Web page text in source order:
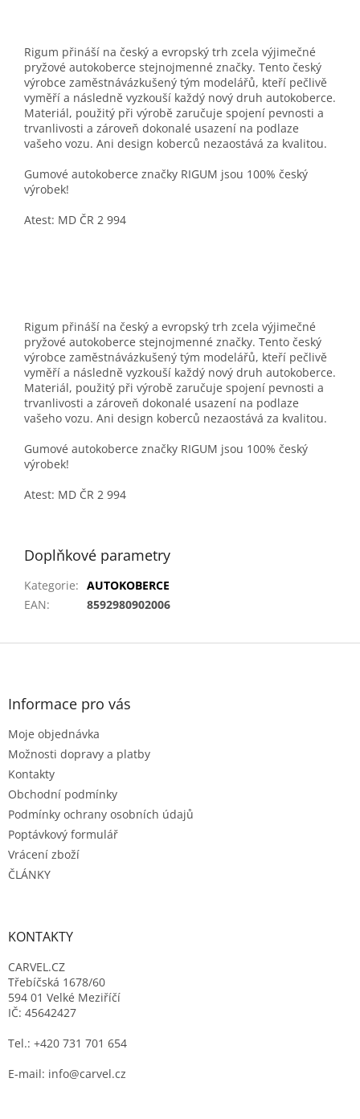
Rigum přináší na český a evropský trh zcela výjimečné
pryžové autokoberce stejnojmenné značky. Tento český
výrobce zaměstnávázkušený tým modelářů, kteří pečlivě
vyměří a následně vyzkouší každý nový druh autokoberce.
Materiál, použitý při výrobě zaručuje spojení pevnosti a
trvanlivosti a zároveň dokonalé usazení na podlaze
vašeho vozu. Ani design koberců nezaostává za kvalitou.
Gumové autokoberce značky RIGUM jsou 100% český
výrobek!
Atest: MD ČR 2 994
Rigum přináší na český a evropský trh zcela výjimečné
pryžové autokoberce stejnojmenné značky. Tento český
výrobce zaměstnávázkušený tým modelářů, kteří pečlivě
vyměří a následně vyzkouší každý nový druh autokoberce.
Materiál, použitý při výrobě zaručuje spojení pevnosti a
trvanlivosti a zároveň dokonalé usazení na podlaze
vašeho vozu. Ani design koberců nezaostává za kvalitou.
Gumové autokoberce značky RIGUM jsou 100% český
výrobek!
Atest: MD ČR 2 994
Doplňkové parametry
Kategorie: AUTOKOBERCE
EAN: 8592980902006
Z
Informace pro vás
Moje objednávka
Možnosti dopravy a platby
Kontakty
Obchodní podmínky
Podmínky ochrany osobních údajů
Poptávkový formulář
Vrácení zboží
ČLÁNKY
KONTAKTY
CARVEL.CZ
Třebíčská 1678/60
594 01 Velké Meziříčí
IČ: 45642427
Tel.: +420 731 701 654
E-mail: info@carvel.cz